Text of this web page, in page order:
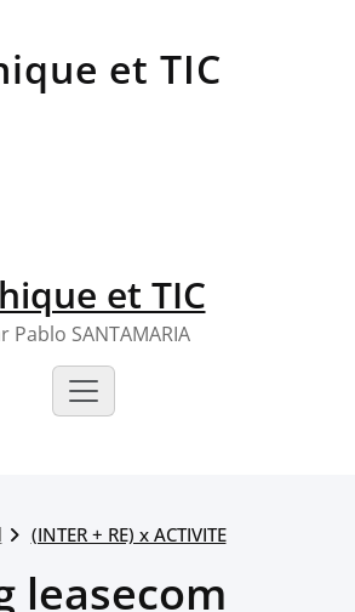
et TIC
Pablo SANTAMARIA
(INTER + RE) x ACTIVITE
leasecom